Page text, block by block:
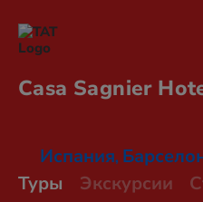
Casa Sagnier
Испания,
Туры Экскурсии